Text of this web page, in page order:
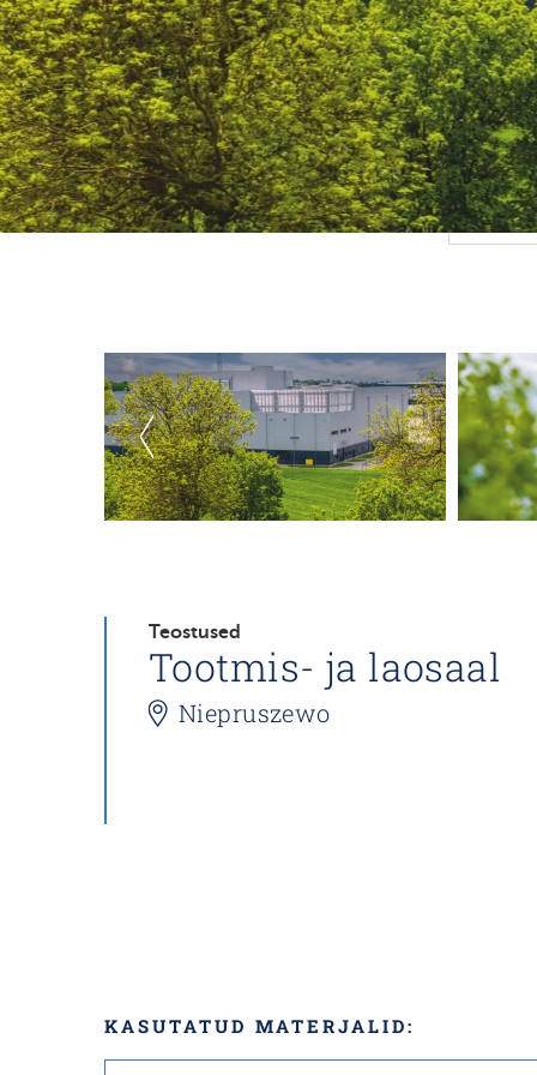
Teostused
Tootmis- ja laosaal
Niepruszewo
KASUTATUD MATERJALID: